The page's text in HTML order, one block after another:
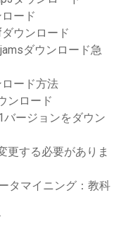
ード
ウンロード
ダウンロード急
ード方法
ンロード
ージョンをダウン
更する必要がありま
タマイニング：教科